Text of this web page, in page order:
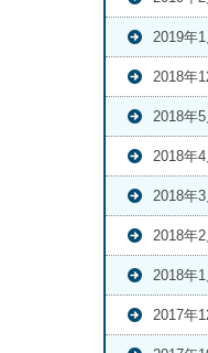
2019年
2018年
2018年
2018年
2018年
2018年
2018年
2017年